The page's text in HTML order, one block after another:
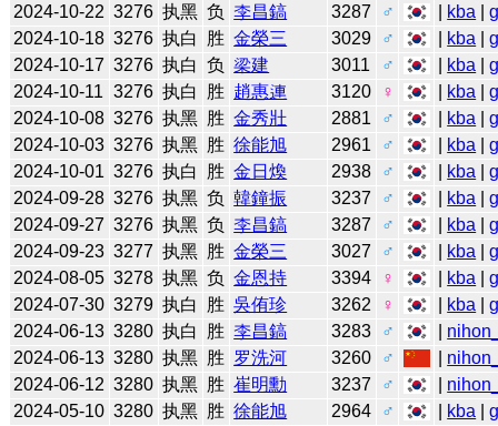
2024-10-22 3276 执黑 负 李昌鎬 3287 ♂ kba |
2024-10-18 3276 执白 胜 金榮三 3029 ♂ kba |
2024-10-17 3276 执白 负 梁建 3011 ♂ kba |
2024-10-11 3276 执白 胜 趙惠連 3120 ♀ kba |
2024-10-08 3276 执黑 胜 金秀壯 2881 ♂ kba |
2024-10-03 3276 执黑 胜 徐能旭 2961 ♂ kba |
2024-10-01 3276 执白 胜 金日煥 2938 ♂ kba |
2024-09-28 3276 执黑 负 韓鐘振 3237 ♂ kba |
2024-09-27 3276 执黑 负 李昌鎬 3287 ♂ kba |
2024-09-23 3277 执黑 胜 金榮三 3027 ♂ kba |
2024-08-05 3278 执黑 负 金恩持 3394 ♀ kba |
2024-07-30 3279 执白 胜 吳侑珍 3262 ♀ kba |
2024-06-13 3280 执白 胜 李昌鎬 3283 ♂
2024-06-13 3280 执黑 胜 罗洗河 3260 ♂
2024-06-12 3280 执黑 胜 崔明勳 3237 ♂
2024-05-10 3280 执黑 胜 徐能旭 2964 ♂ kba |